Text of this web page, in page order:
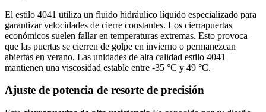
El estilo 4041 utiliza un fluido hidráulico líquido especializado para
garantizar velocidades de cierre constantes. Los cierrapuertas
económicos suelen fallar en temperaturas extremas. Esto provoca
que las puertas se cierren de golpe en invierno o permanezcan
abiertas en verano. Las unidades de alta calidad estilo 4041
mantienen una viscosidad estable entre -35 °C y 49 °C.
Ajuste de potencia de resorte de precisión